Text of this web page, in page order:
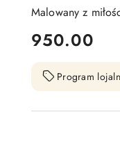
Malowany z
cena:
950.00
Program